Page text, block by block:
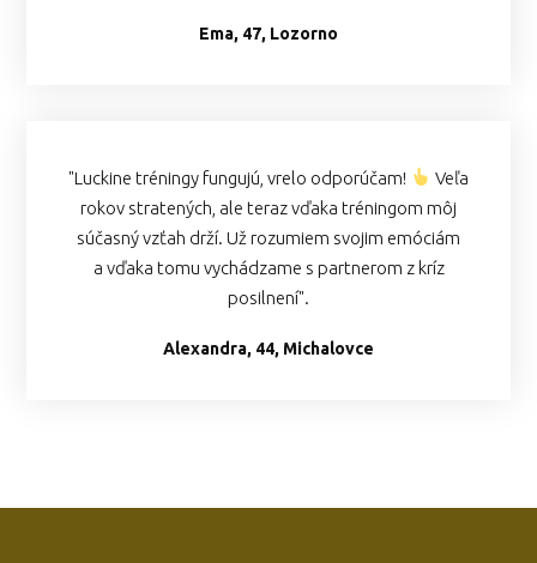
Ema, 47, Lozorno
"Luckine tréningy fungujú, vrelo odporúčam!
Veľa
rokov stratených, ale teraz vďaka tréningom môj
súčasný vzťah drží. Už rozumiem svojim emóciám
a vďaka tomu vychádzame s partnerom z kríz
posilnení".
Alexandra, 44, Michalovce